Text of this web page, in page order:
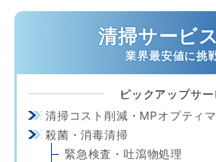
清掃サービ
ピックアップサー
清掃コスト削減・MPオプティ
殺菌・消毒清掃
緊急検査・吐瀉物処理